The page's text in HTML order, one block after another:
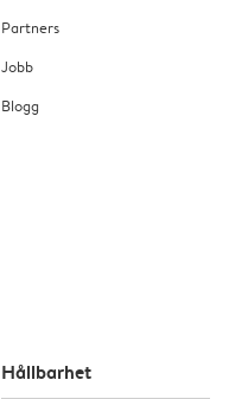
Partners
Jobb
Blogg
Hållbarhet